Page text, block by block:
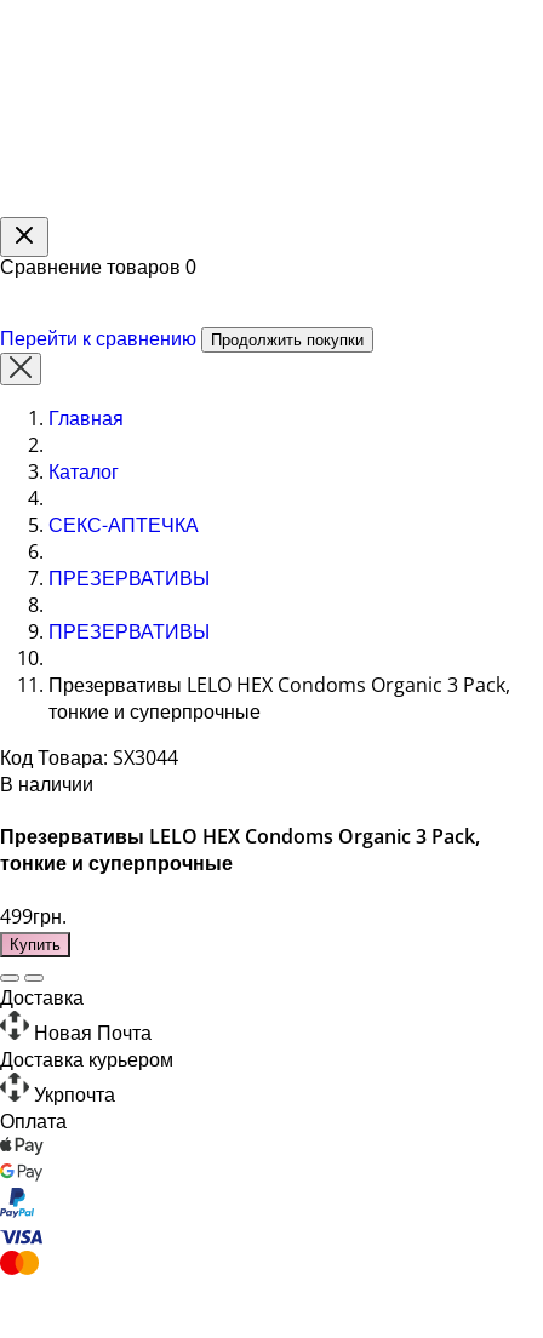
Сравнение товаров 0
Перейти к сравнению Продолжить покупки
Главная
Каталог
СЕКС-АПТЕЧКА
ПРЕЗЕРВАТИВЫ
ПРЕЗЕРВАТИВЫ
Презервативы LELO HEX Condoms Organic 3 Pack,
тонкие и суперпрочные
Код Товара: SX3044
В наличии
Презервативы LELO HEX Condoms Organic 3 Pack,
тонкие и суперпрочные
499грн.
Купить
Доставка
Новая Почта
Доставка курьером
Укрпочта
Оплата